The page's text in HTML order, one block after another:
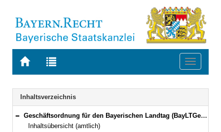
Zur
BAYERN.RECHT
Zur
letzten
Suche
Toggle
Navigation
Inhaltsverzeichnis
Bereich reduzieren
Geschäftsordnung für den Bayerischen Landtag (BayLTGeschO) in der Fassung der Bekanntmachung vom 14. August 2009 (GVBl. S. 420) BayRS 1100-3-I (§§ 1–195)
Inhaltsübersicht (amtlich)